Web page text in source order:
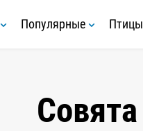
Популярные Птицы
Совята